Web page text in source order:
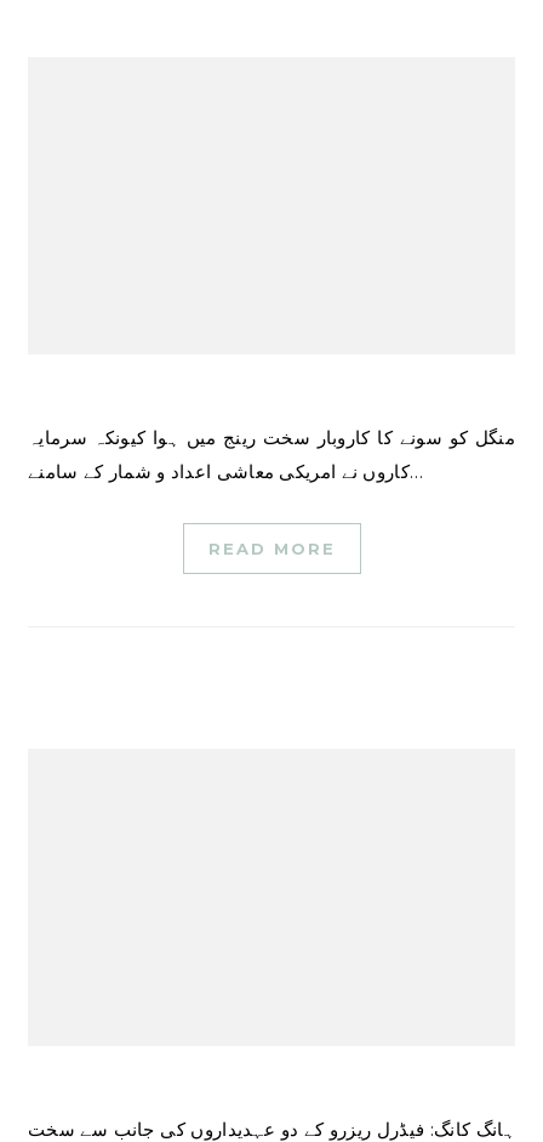
منگل کو سونے کا کاروبار سخت رینج میں ہوا کیونکہ سرمایہ
کاروں نے امریکی معاشی اعداد و شمار کے سامنے…
READ MORE
ہانگ کانگ: فیڈرل ریزرو کے دو عہدیداروں کی جانب سے سخت